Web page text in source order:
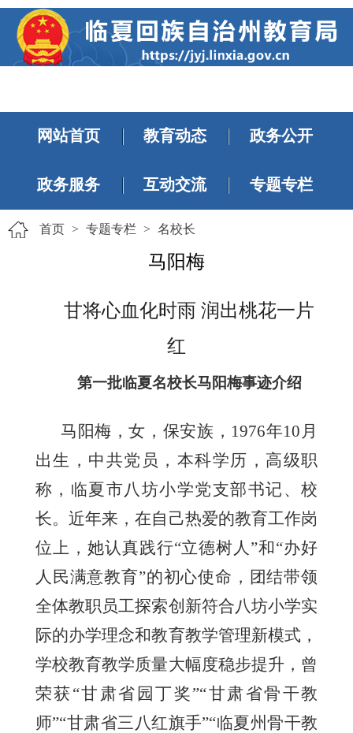
网站首页 教育动态 政务公开
政务服务 互动交流 专题专栏
首页 > 专题专栏 > 名校长
马阳梅
甘将心血化时雨 润出桃花一片
红
第一批临夏名校长马阳梅事迹介绍
马阳梅 ，女 ， 保安族， 1976年10 月
出生， 中共党员 ，本科学历， 高级职
称，临夏市八坊小学党支部书记、校
长。近年来，在自己热爱的教育工作岗
位上，她认真践行“立德树人”和“办好
人民满意教育”的初心使命，团结带领
全体教职员工探索创新符合八坊小学实
际的办学理念和教育教学管理新模式，
学校教育教学质量大幅度稳步提升，曾
荣获“甘肃省园丁奖”“甘肃省骨干教
师”“甘肃省三八红旗手”“临夏州骨干教